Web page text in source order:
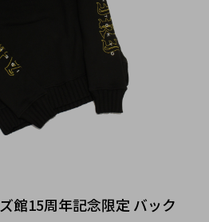
館15周年記念限定 バック